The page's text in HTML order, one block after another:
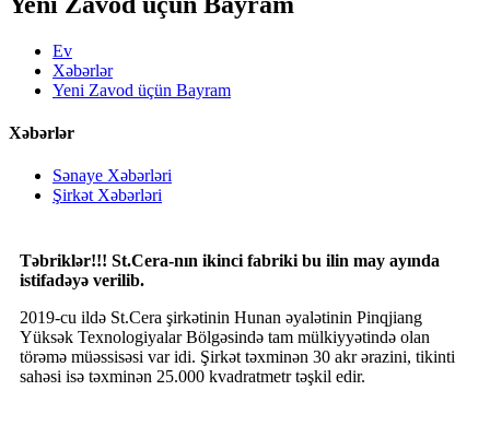
Ev
Xəbərlər
Yeni Zavod üçün Bayram
Xəbərlər
Sənaye Xəbərləri
Şirkət Xəbərləri
Təbriklər!!! St.Cera-nın ikinci fabriki bu ilin may ayında
istifadəyə verilib.
2019-cu ildə St.Cera şirkətinin Hunan əyalətinin Pinqjiang
Yüksək Texnologiyalar Bölgəsində tam mülkiyyətində olan
törəmə müəssisəsi var idi. Şirkət təxminən 30 akr ərazini, tikinti
sahəsi isə təxminən 25.000 kvadratmetr təşkil edir.